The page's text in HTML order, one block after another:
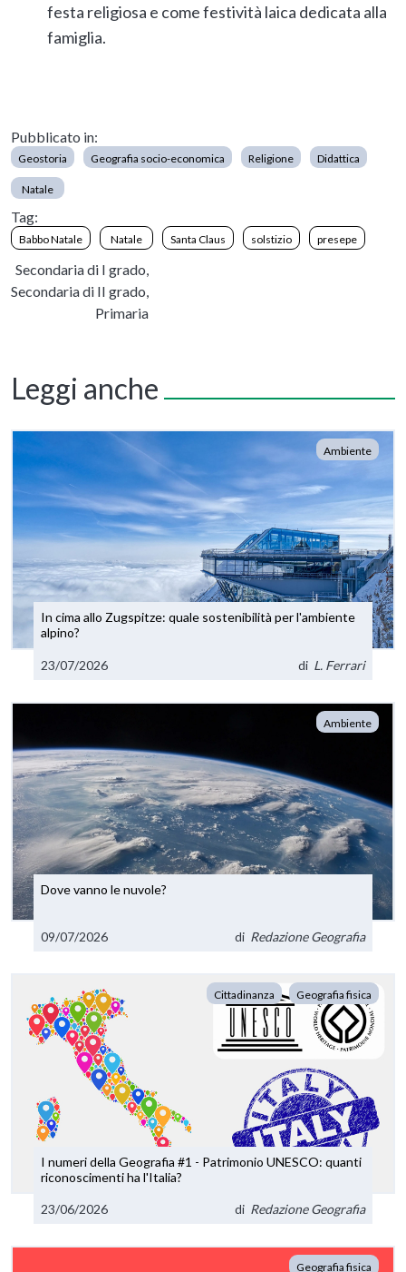
festa religiosa e come festività laica dedicata alla
famiglia.
Pubblicato in:
Geostoria Geografia socio-economica Religione Didattica
Natale
Tag:
Babbo Natale Natale Santa Claus solstizio presepe
Secondaria di I grado,
Secondaria di II grado,
Primaria
Leggi anche
Ambiente
In cima allo Zugspitze: quale sostenibilità per l'ambiente
alpino?
23/07/2026 di L. Ferrari
Ambiente
Dove vanno le nuvole?
09/07/2026 di Redazione Geografia
Cittadinanza Geografia fisica
I numeri della Geografia #1 - Patrimonio UNESCO: quanti
riconoscimenti ha l'Italia?
23/06/2026 di Redazione Geografia
Geografia fisica